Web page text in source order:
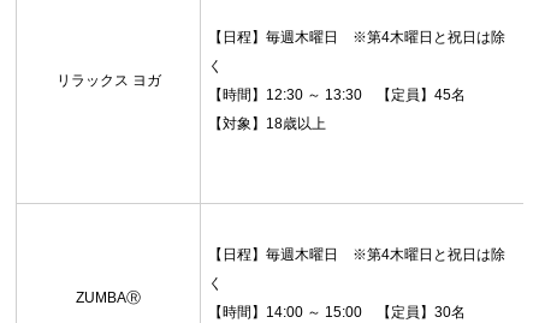
リラックス ヨガ
【日程】毎週木曜日 ※第4木曜日と祝日は除
く
【時間】12:30 ～ 13:30 【定員】45名
【対象】18歳以上
ZUMBAⓇ
【日程】毎週木曜日 ※第4木曜日と祝日は除
く
【時間】14:00 ～ 15:00 【定員】30名